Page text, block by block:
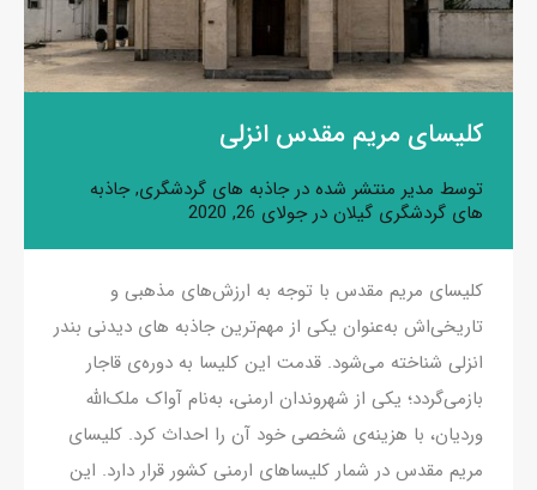
کلیسای مریم مقدس انزلی
توسط مدیر منتشر شده درجاذبه های گردشگری,جاذبه
های گردشگری گیلان درجولای 26, 2020
کلیسای مریم مقدس با توجه به ارزش‌های مذهبی و
تاریخی‌اش به‌عنوان یکی از مهم‌ترین جاذبه های دیدنی بندر
انزلی شناخته می‌شود. قدمت این کلیسا به دوره‌ی قاجار
بازمی‌گردد؛ یکی از شهروندان ارمنی، به‌نام آواک ملک‌الله
وردیان، با هزینه‌ی شخصی خود آن را احداث کرد. کلیسای
مریم مقدس در شمار کلیساهای ارمنی کشور قرار دارد. این